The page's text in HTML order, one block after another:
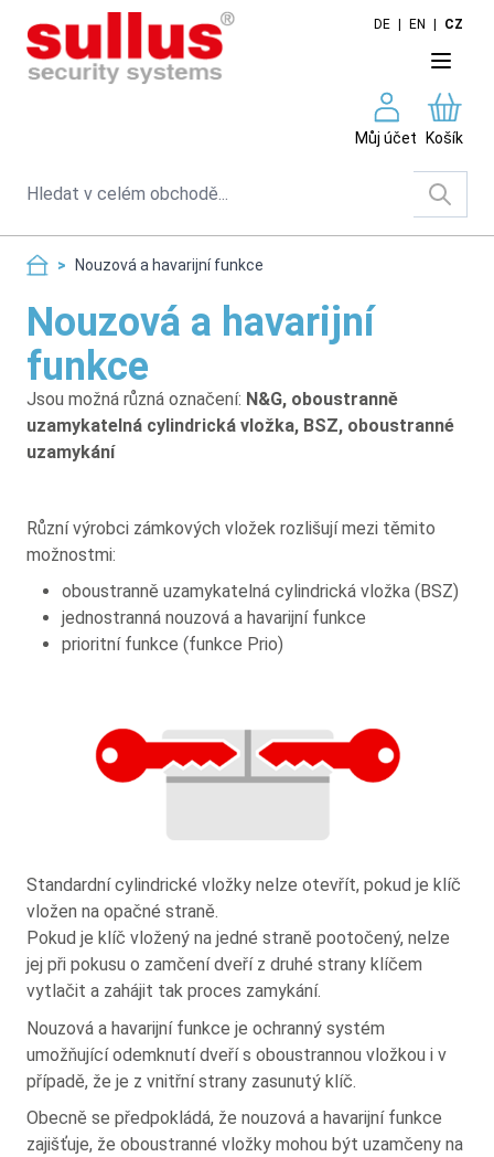
Skip to Content
DE EN CZ
Můj účet Košík
Search
> Nouzová a havarijní funkce
Nouzová a havarijní
funkce
Jsou možná různá označení: N&G, oboustranně
uzamykatelná cylindrická vložka, BSZ, oboustranné
uzamykání
Různí výrobci zámkových vložek rozlišují mezi těmito
možnostmi:
oboustranně uzamykatelná cylindrická vložka (BSZ)
jednostranná nouzová a havarijní funkce
prioritní funkce (funkce Prio)
Standardní cylindrické vložky nelze otevřít, pokud je klíč
vložen na opačné straně.
Pokud je klíč vložený na jedné straně pootočený, nelze
jej při pokusu o zamčení dveří z druhé strany klíčem
vytlačit a zahájit tak proces zamykání.
Nouzová a havarijní funkce je ochranný systém
umožňující odemknutí dveří s oboustrannou vložkou i v
případě, že je z vnitřní strany zasunutý klíč.
Obecně se předpokládá, že nouzová a havarijní funkce
zajišťuje, že oboustranné vložky mohou být uzamčeny na